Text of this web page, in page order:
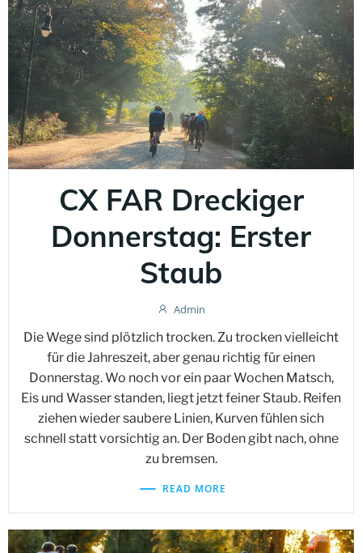
CX FAR Dreckiger
Donnerstag: Erster
Staub
Admin
Die Wege sind plötzlich trocken. Zu trocken vielleicht
für die Jahreszeit, aber genau richtig für einen
Donnerstag. Wo noch vor ein paar Wochen Matsch,
Eis und Wasser standen, liegt jetzt feiner Staub. Reifen
ziehen wieder saubere Linien, Kurven fühlen sich
schnell statt vorsichtig an. Der Boden gibt nach, ohne
zu bremsen.
READ MORE